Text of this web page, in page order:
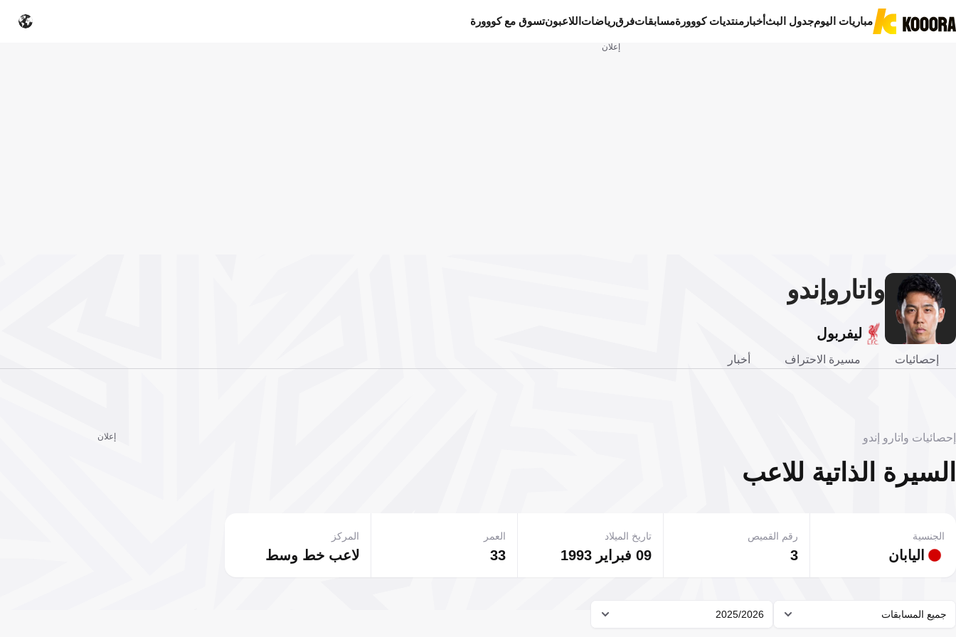
مباريات اليومجدول البثأخبار منتديات كووورةمسابقاتفرقرياضات اللاعبونتسوق مع كووورة
إعلان
واتارو إندو
ليفربول
إحصائيات مسيرة الاحتراف أخبار
إحصائيات واتارو إندو
السيرة الذاتية للاعب
اليابان
الجنسية
3
رقم القميص
09 فبراير 1993
تاريخ الميلاد
33
العمر
لاعب خط وسط
المركز
جميع المسابقات 2025/2026
إعلان